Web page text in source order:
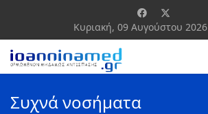
Κυριακή, 09 Αυγούστου 2026
Συχνά νοσήματα